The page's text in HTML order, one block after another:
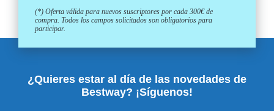
(*) Oferta válida para nuevos suscriptores por cada 300€ de
compra. Todos los campos solicitados son obligatorios para
participar.
¿Quieres estar al día de las novedades de
Bestway? ¡Síguenos!